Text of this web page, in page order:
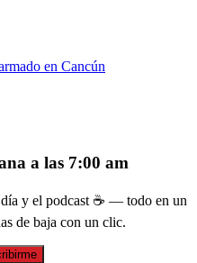
en Cancún
a las 7:00 am
y el podcast ☕ — todo en un
de baja con un clic.